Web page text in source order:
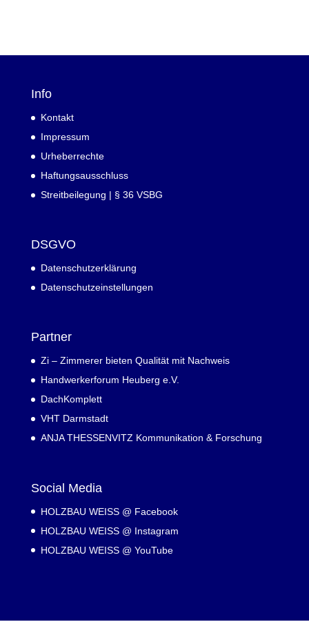
Info
Kontakt
Impressum
Urheberrechte
Haftungsausschluss
Streitbeilegung | § 36 VSBG
DSGVO
Datenschutzerklärung
Datenschutzeinstellungen
Partner
Zi – Zimmerer bieten Qualität mit Nachweis
Handwerkerforum Heuberg e.V.
DachKomplett
VHT Darmstadt
ANJA THESSENVITZ Kommunikation & Forschung
Social Media
HOLZBAU WEISS @ Facebook
HOLZBAU WEISS @ Instagram
HOLZBAU WEISS @ YouTube